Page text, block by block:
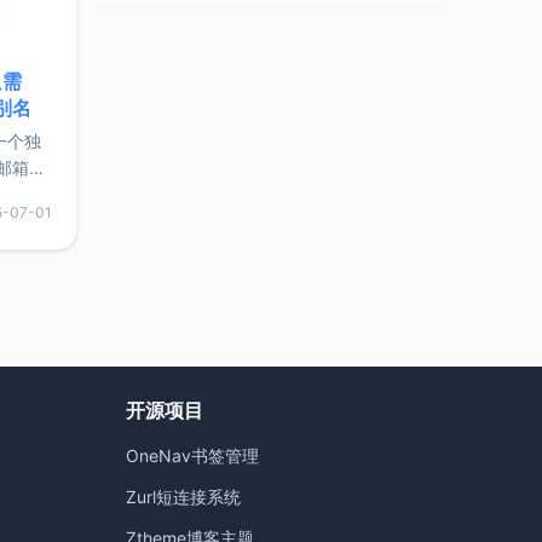
名
个独
箱等
较有
惠的
07-01
开源项目
OneNav书签管理
Zurl短连接系统
Ztheme博客主题